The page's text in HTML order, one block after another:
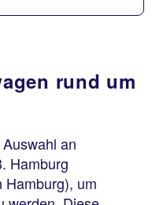
rund um
an
Hamburg
Hamburg), um